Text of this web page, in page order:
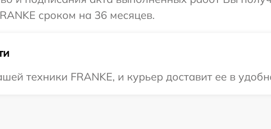
сроком на 36 месяцев.
техники FRANKE, и курьер доставит ее в